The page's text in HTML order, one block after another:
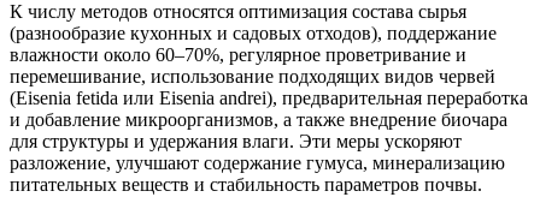
К числу методов относятся оптимизация состава сырья
(разнообразие кухонных и садовых отходов), поддержание
влажности около 60–70%, регулярное проветривание и
перемешивание, использование подходящих видов червей
(Eisenia fetida или Eisenia andrei), предварительная переработка
и добавление микроорганизмов, а также внедрение биочара
для структуры и удержания влаги. Эти меры ускоряют
разложение, улучшают содержание гумуса, минерализацию
питательных веществ и стабильность параметров почвы.